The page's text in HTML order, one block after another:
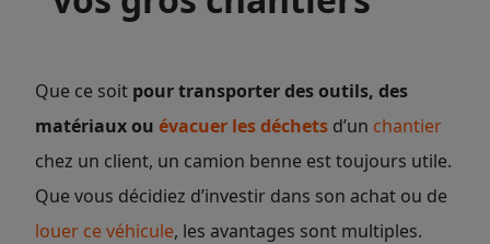
Que ce soit pour transporter des outils, des
matériaux ou évacuer les déchets d’un chantier
chez un client, un camion benne est toujours utile.
Que vous décidiez d’investir dans son achat ou de
louer ce véhicule, les avantages sont multiples.